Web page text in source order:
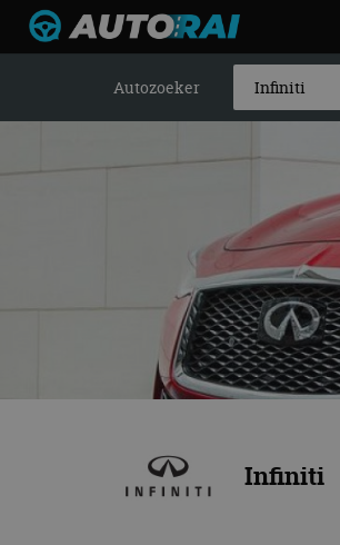
Autozoeker
Infiniti